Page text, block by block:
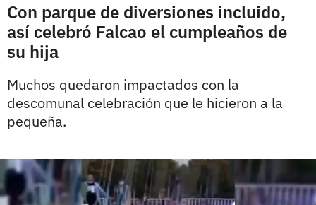
Con parque de diversiones incluido,
así celebró Falcao el cumpleaños de
su hija
Muchos quedaron impactados con la
descomunal celebración que le hicieron a la
pequeña.